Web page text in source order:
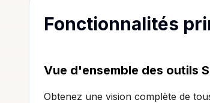
Fonctionnalités
Vue d'ensemble des outils
Obtenez une vision complète de